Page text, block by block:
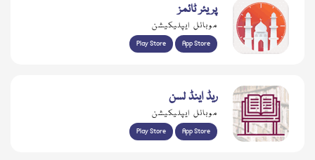
پریئر ٹائمز
موبائل ایپلیکیشن
Play Store App Store
ریڈ اینڈ لسن
موبائل ایپلیکیشن
Play Store App Store